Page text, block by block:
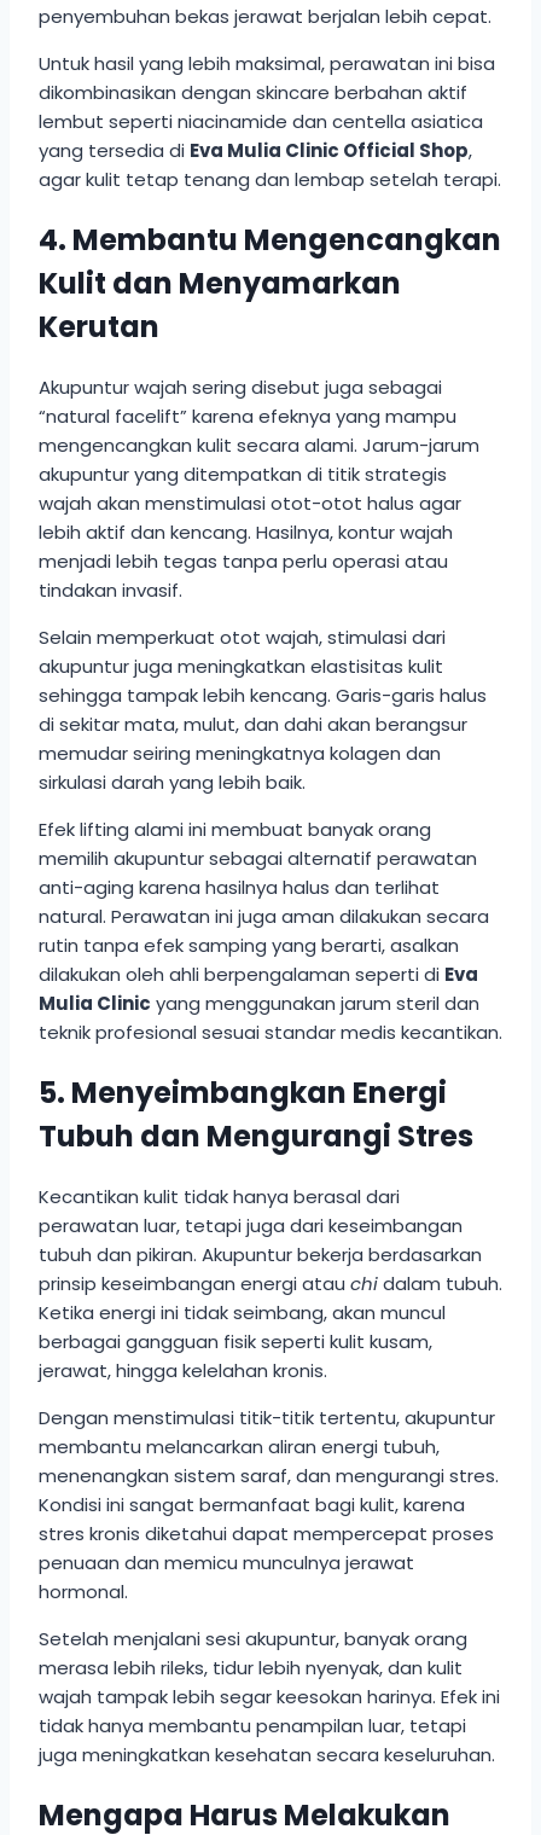
penyembuhan bekas jerawat berjalan lebih cepat.
Untuk hasil yang lebih maksimal, perawatan ini bisa
dikombinasikan dengan skincare berbahan aktif
lembut seperti niacinamide dan centella asiatica
yang tersedia di Eva Mulia Clinic Official Shop,
agar kulit tetap tenang dan lembap setelah terapi.
4. Membantu Mengencangkan
Kulit dan Menyamarkan
Kerutan
Akupuntur wajah sering disebut juga sebagai
“natural facelift” karena efeknya yang mampu
mengencangkan kulit secara alami. Jarum-jarum
akupuntur yang ditempatkan di titik strategis
wajah akan menstimulasi otot-otot halus agar
lebih aktif dan kencang. Hasilnya, kontur wajah
menjadi lebih tegas tanpa perlu operasi atau
tindakan invasif.
Selain memperkuat otot wajah, stimulasi dari
akupuntur juga meningkatkan elastisitas kulit
sehingga tampak lebih kencang. Garis-garis halus
di sekitar mata, mulut, dan dahi akan berangsur
memudar seiring meningkatnya kolagen dan
sirkulasi darah yang lebih baik.
Efek lifting alami ini membuat banyak orang
memilih akupuntur sebagai alternatif perawatan
anti-aging karena hasilnya halus dan terlihat
natural. Perawatan ini juga aman dilakukan secara
rutin tanpa efek samping yang berarti, asalkan
dilakukan oleh ahli berpengalaman seperti di Eva
Mulia Clinic yang menggunakan jarum steril dan
teknik profesional sesuai standar medis kecantikan.
5. Menyeimbangkan Energi
Tubuh dan Mengurangi Stres
Kecantikan kulit tidak hanya berasal dari
perawatan luar, tetapi juga dari keseimbangan
tubuh dan pikiran. Akupuntur bekerja berdasarkan
prinsip keseimbangan energi atau chidalam tubuh.
Ketika energi ini tidak seimbang, akan muncul
berbagai gangguan fisik seperti kulit kusam,
jerawat, hingga kelelahan kronis.
Dengan menstimulasi titik-titik tertentu, akupuntur
membantu melancarkan aliran energi tubuh,
menenangkan sistem saraf, dan mengurangi stres.
Kondisi ini sangat bermanfaat bagi kulit, karena
stres kronis diketahui dapat mempercepat proses
penuaan dan memicu munculnya jerawat
hormonal.
Setelah menjalani sesi akupuntur, banyak orang
merasa lebih rileks, tidur lebih nyenyak, dan kulit
wajah tampak lebih segar keesokan harinya. Efek ini
tidak hanya membantu penampilan luar, tetapi
juga meningkatkan kesehatan secara keseluruhan.
Mengapa Harus Melakukan